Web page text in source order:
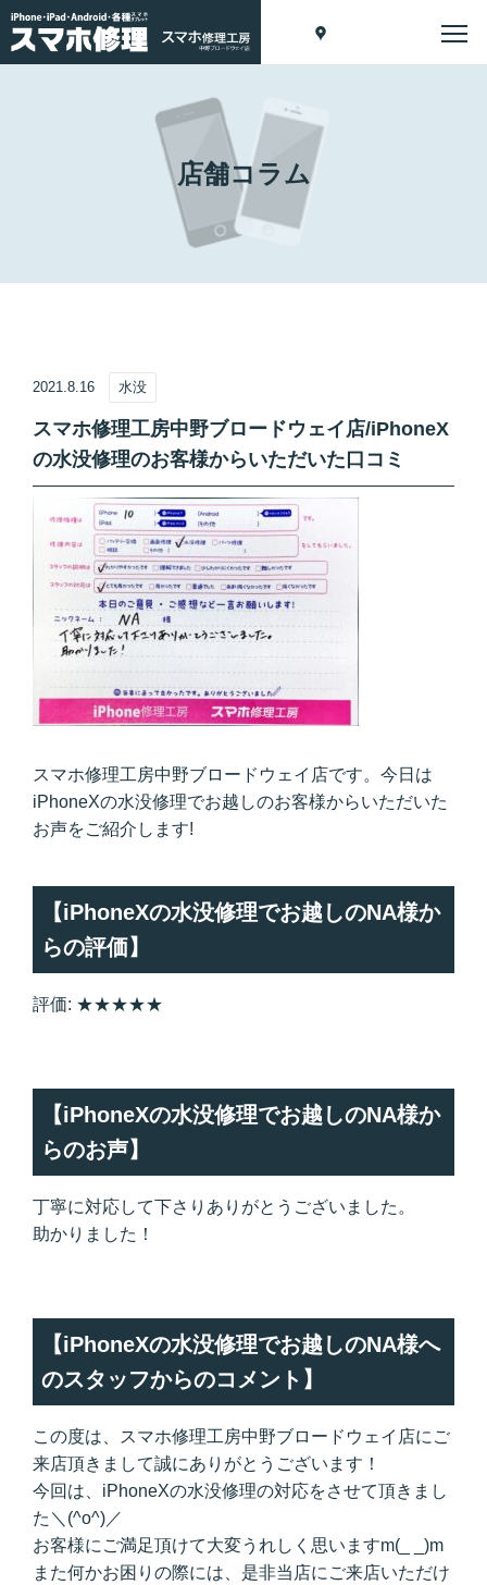
店舗コラム
2021.8.16 水没
スマホ修理工房中野ブロードウェイ店/iPhoneX
の水没修理のお客様からいただいた口コミ
スマホ修理工房中野ブロードウェイ店です。今日は
iPhoneXの水没修理でお越しのお客様からいただいた
お声をご紹介します!
【iPhoneXの水没修理でお越しのNA様か
らの評価】
評価: ★★★★★
【iPhoneXの水没修理でお越しのNA様か
らのお声】
丁寧に対応して下さりありがとうございました。
助かりました！
【iPhoneXの水没修理でお越しのNA様へ
のスタッフからのコメント】
この度は、スマホ修理工房中野ブロードウェイ店にご
来店頂きまして誠にありがとうございます！
今回は、iPhoneXの水没修理の対応をさせて頂きまし
た＼(^o^)／
お客様にご満足頂けて大変うれしく思いますm(_ _)m
また何かお困りの際には、是非当店にご来店いただけ